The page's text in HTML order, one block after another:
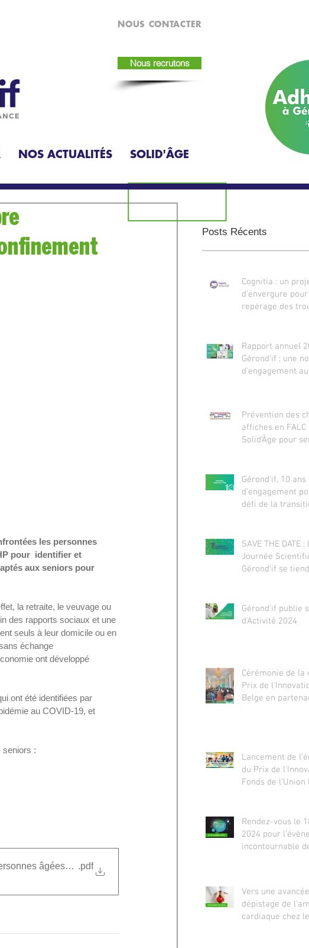
NOUS CONTACTER
Nous recrutons
NOS ACTUALITÉS SOLID'ÂGE
les personnes
pour  identifier et
aux seniors pour
la retraite, le veuvage ou
des rapports sociaux et une
seuls à leur domicile ou en
échange
ont développé
ont été identifiées par
au COVID-19, et
seniors :
âgées_2021
.pdf
Posts Récents
Cognitia : un
d'envergure
repérage des
Rapport annuel
Gérond'if : une
d'engagement
Prévention des
affiches en FALC
Solid’Âge pour
Gérond’if, 10 ans
d’engagement
défi de la
SAVE THE DATE
Journée
Gérond’if se
Gérond'if publie
d'Activité 2024
Cérémonie de la
Prix de
Belge en
Lancement de
du Prix de
Fonds de l’Union
Rendez-vous le
2024 pour
incontournable
Vers une
dépistage de
cardiaque chez